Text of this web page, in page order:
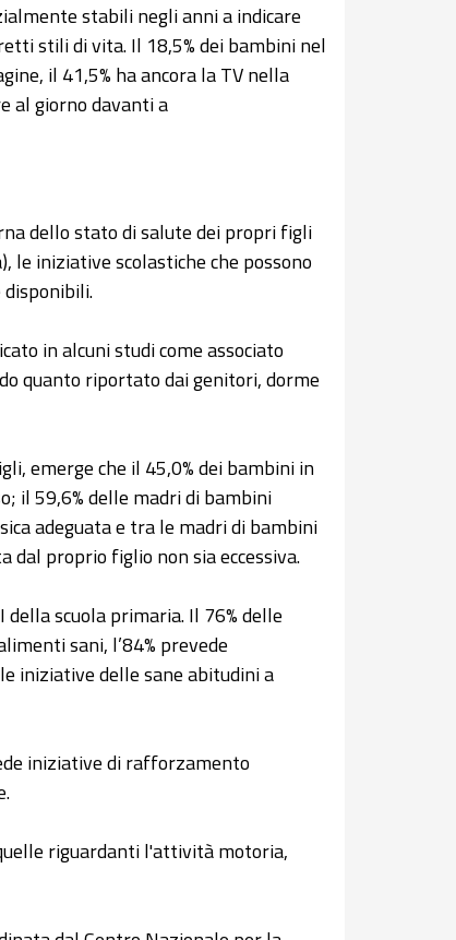
stabili negli anni a indicare
stili di vita. Il 18,5% dei bambini nel
il 41,5% ha ancora la TV nella
al giorno davanti a
dello stato di salute dei propri figli
iniziative scolastiche che possono
in alcuni studi come associato
quanto riportato dai genitori, dorme
emerge che il 45,0% dei bambini in
il 59,6% delle madri di bambini
adeguata e tra le madri di bambini
dal proprio figlio non sia eccessiva.
scuola primaria. Il 76% delle
sani, l’84% prevede
iniziative delle sane abitudini a
iniziative di rafforzamento
riguardanti l'attività motoria,